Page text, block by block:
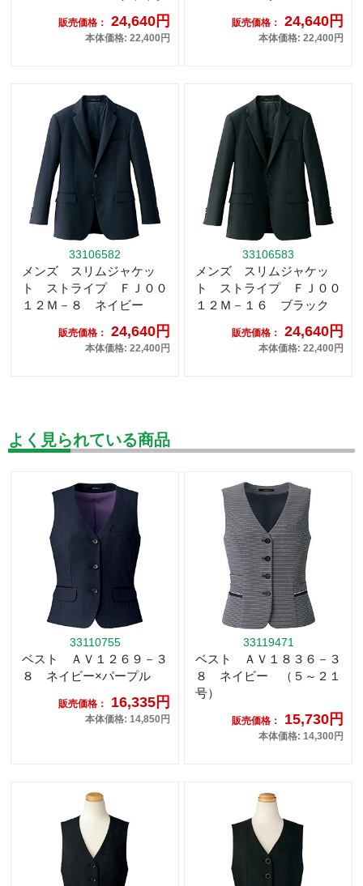
販売価格： 24,640円
本体価格: 22,400円
販売価格： 24,640円
本体価格: 22,400円
33106582
メンズ スリムジャケッ
ト ストライプ ＦＪ００
１２Ｍ－８ ネイビー
販売価格： 24,640円
本体価格: 22,400円
33106583
メンズ スリムジャケッ
ト ストライプ ＦＪ００
１２Ｍ－１６ ブラック
販売価格： 24,640円
本体価格: 22,400円
よく見られている商品
33110755
ベスト ＡＶ１２６９－３
８ ネイビー×パープル
販売価格： 16,335円
本体価格: 14,850円
33119471
ベスト ＡＶ１８３６－３
８ ネイビー （５～２１
号）
販売価格： 15,730円
本体価格: 14,300円